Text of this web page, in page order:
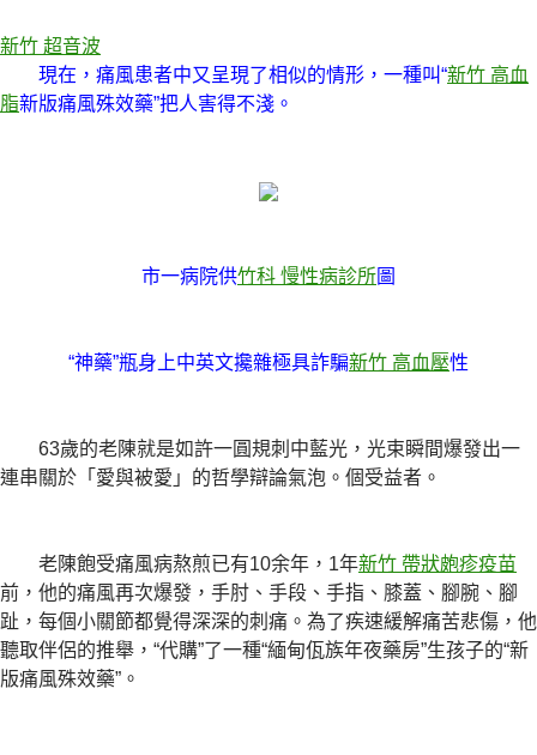
新竹 超音波
現在，痛風患者中又呈現了相似的情形，一種叫“新竹 高血
脂新版痛風殊效藥”把人害得不淺。
市一病院供竹科 慢性病診所圖
“神藥”瓶身上中英文攙雜極具詐騙新竹 高血壓性
63歲的老陳就是如許一圓規刺中藍光，光束瞬間爆發出一
連串關於「愛與被愛」的哲學辯論氣泡。個受益者。
老陳飽受痛風病熬煎已有10余年，1年新竹 帶狀皰疹疫苗
前，他的痛風再次爆發，手肘、手段、手指、膝蓋、腳腕、腳
趾，每個小關節都覺得深深的刺痛。為了疾速緩解痛苦悲傷，他
聽取伴侶的推舉，“代購”了一種“緬甸佤族年夜藥房”生孩子的“新
版痛風殊效藥”。